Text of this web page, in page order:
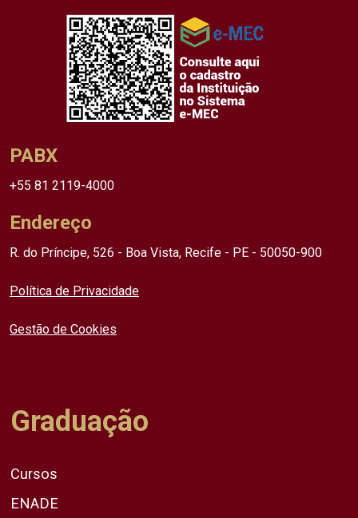
PABX
+55 81 2119-4000
Endereço
R. do Príncipe, 526 - Boa Vista, Recife - PE - 50050-900
Política de Privacidade
Gestão de Cookies
Graduação
Cursos
ENADE